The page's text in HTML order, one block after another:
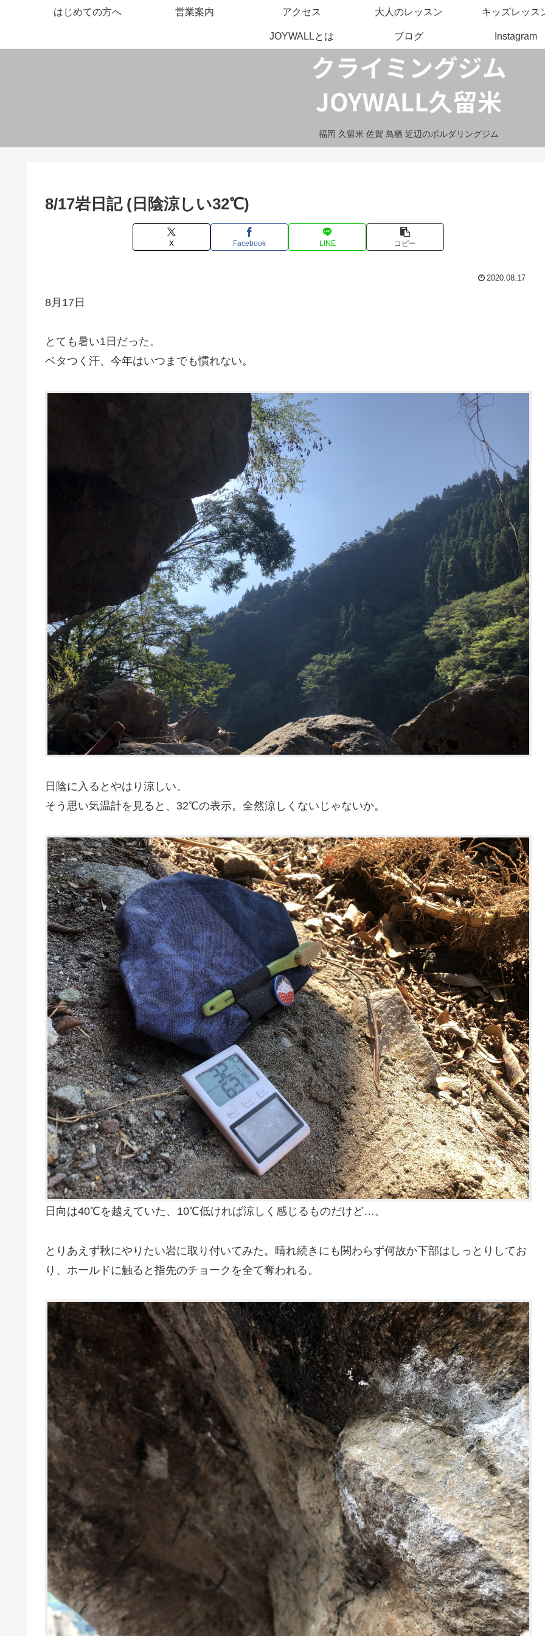
福岡 久留米 佐賀 鳥栖 近辺のボルダリングジム
はじめての方へ 営業案内 アクセス 大人のレッスン キッズレッス
JOYWALLとは ブログ Instagram
8/17岩日記 (日陰涼しい32℃)
X Facebook LINE コピー
2020.08.17
8月17日
とても暑い1日だった。
ベタつく汗、今年はいつまでも慣れない。
日陰に入るとやはり涼しい。
そう思い気温計を見ると、32℃の表示。全然涼しくないじゃないか。
日向は40℃を越えていた、10℃低ければ涼しく感じるものだけど…。
とりあえず秋にやりたい岩に取り付いてみた。晴れ続きにも関わらず何故か下部はしっとりしてお
り、ホールドに触ると指先のチョークを全て奪われる。